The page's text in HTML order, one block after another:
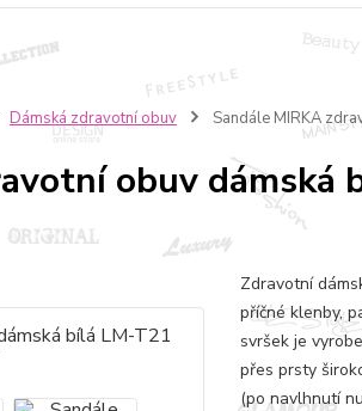
Dámská zdravotní obuv Sandále MIRKA
obuv
Zdravotní
příčné klenby,
svršek je
přes prsty
(po navlhnutí